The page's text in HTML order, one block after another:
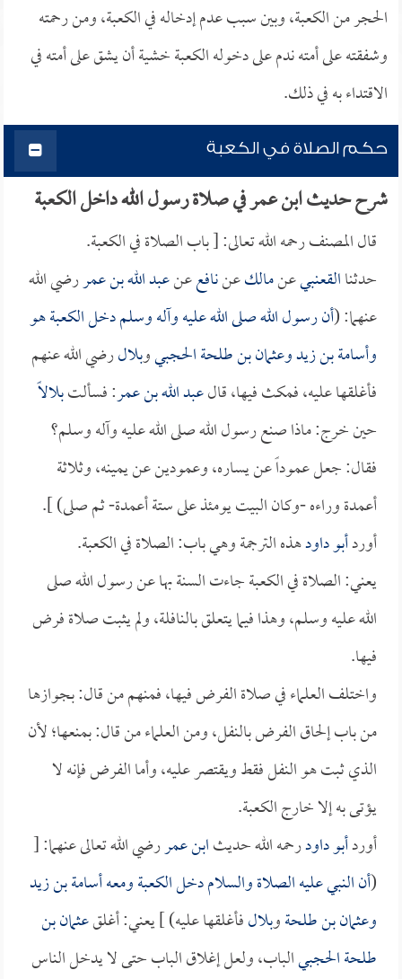
الحجر من الكعبة، وبين سبب عدم إدخاله في الكعبة، ومن رحمته
وشفقته على أمته ندم على دخوله الكعبة خشية أن يشق على أمته في
الاقتداء به في ذلك.
حكم الصلاة في الكعبة
شرح حديث ابن عمر في صلاة رسول الله داخل الكعبة
قال المصنف رحمه الله تعالى: [ باب الصلاة في الكعبة.
حدثناالقعنبيعنمالكعننافععنعبد الله بن عمررضي الله
عنهما: (أن رسول الله صلى الله عليه وآله وسلم دخل الكعبة هو
وأسامة بن زيدوعثمان بن طلحة الحجبيوبلالرضي الله عنهم
فأغلقها عليه، فمكث فيها، قالعبد الله بن عمر: فسألتبلالاً
حين خرج: ماذا صنع رسول الله صلى الله عليه وآله وسلم؟
فقال: جعل عموداً عن يساره، وعمودين عن يمينه، وثلاثة
أعمدة وراءه -وكان البيت يومئذ على ستة أعمدة- ثم صلى) ].
أوردأبو داودهذه الترجمة وهي باب: الصلاة في الكعبة.
يعني: الصلاة في الكعبة جاءت السنة بها عن رسول الله صلى
الله عليه وسلم، وهذا فيما يتعلق بالنافلة، ولم يثبت صلاة فرض
فيها.
واختلف العلماء في صلاة الفرض فيها، فمنهم من قال: بجوازها
من باب إلحاق الفرض بالنفل، ومن العلماء من قال: بمنعها؛ لأن
الذي ثبت هو النفل فقط ويقتصر عليه، وأما الفرض فإنه لا
يؤتى به إلا خارج الكعبة.
أوردأبو داودرحمه الله حديثابن عمررضي الله تعالى عنهما: [
(أن النبي عليه الصلاة والسلام دخل الكعبة ومعهأسامة بن زيد
وعثمان بن طلحةوبلالفأغلقها عليه) ] يعني: أغلقعثمان بن
طلحة الحجبيالباب، ولعل إغلاق الباب حتى لا يدخل الناس